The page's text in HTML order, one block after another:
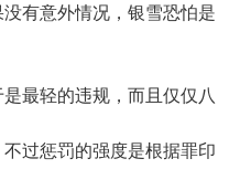
有意外情况，银雪恐怕是
最轻的违规，而且仅仅八
过惩罚的强度是根据罪印